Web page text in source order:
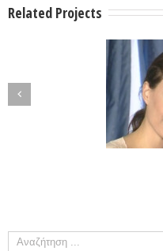
Related Projects